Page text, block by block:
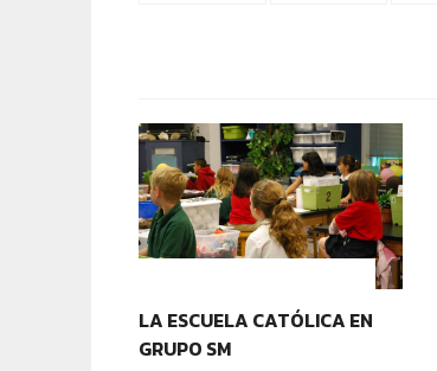
LA ESCUELA CATÓLICA EN
GRUPO SM